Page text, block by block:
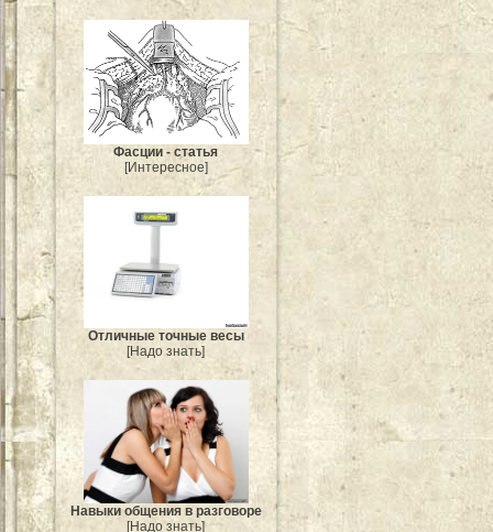
Фасции - статья
[Интересное]
Отличные точные весы
[Надо знать]
Навыки общения в разговоре
[Надо знать]